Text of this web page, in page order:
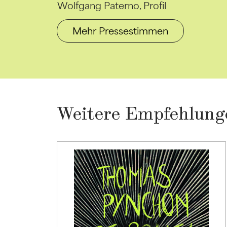
Wolfgang Paterno, Profil
Mehr Pressestimmen
Weitere